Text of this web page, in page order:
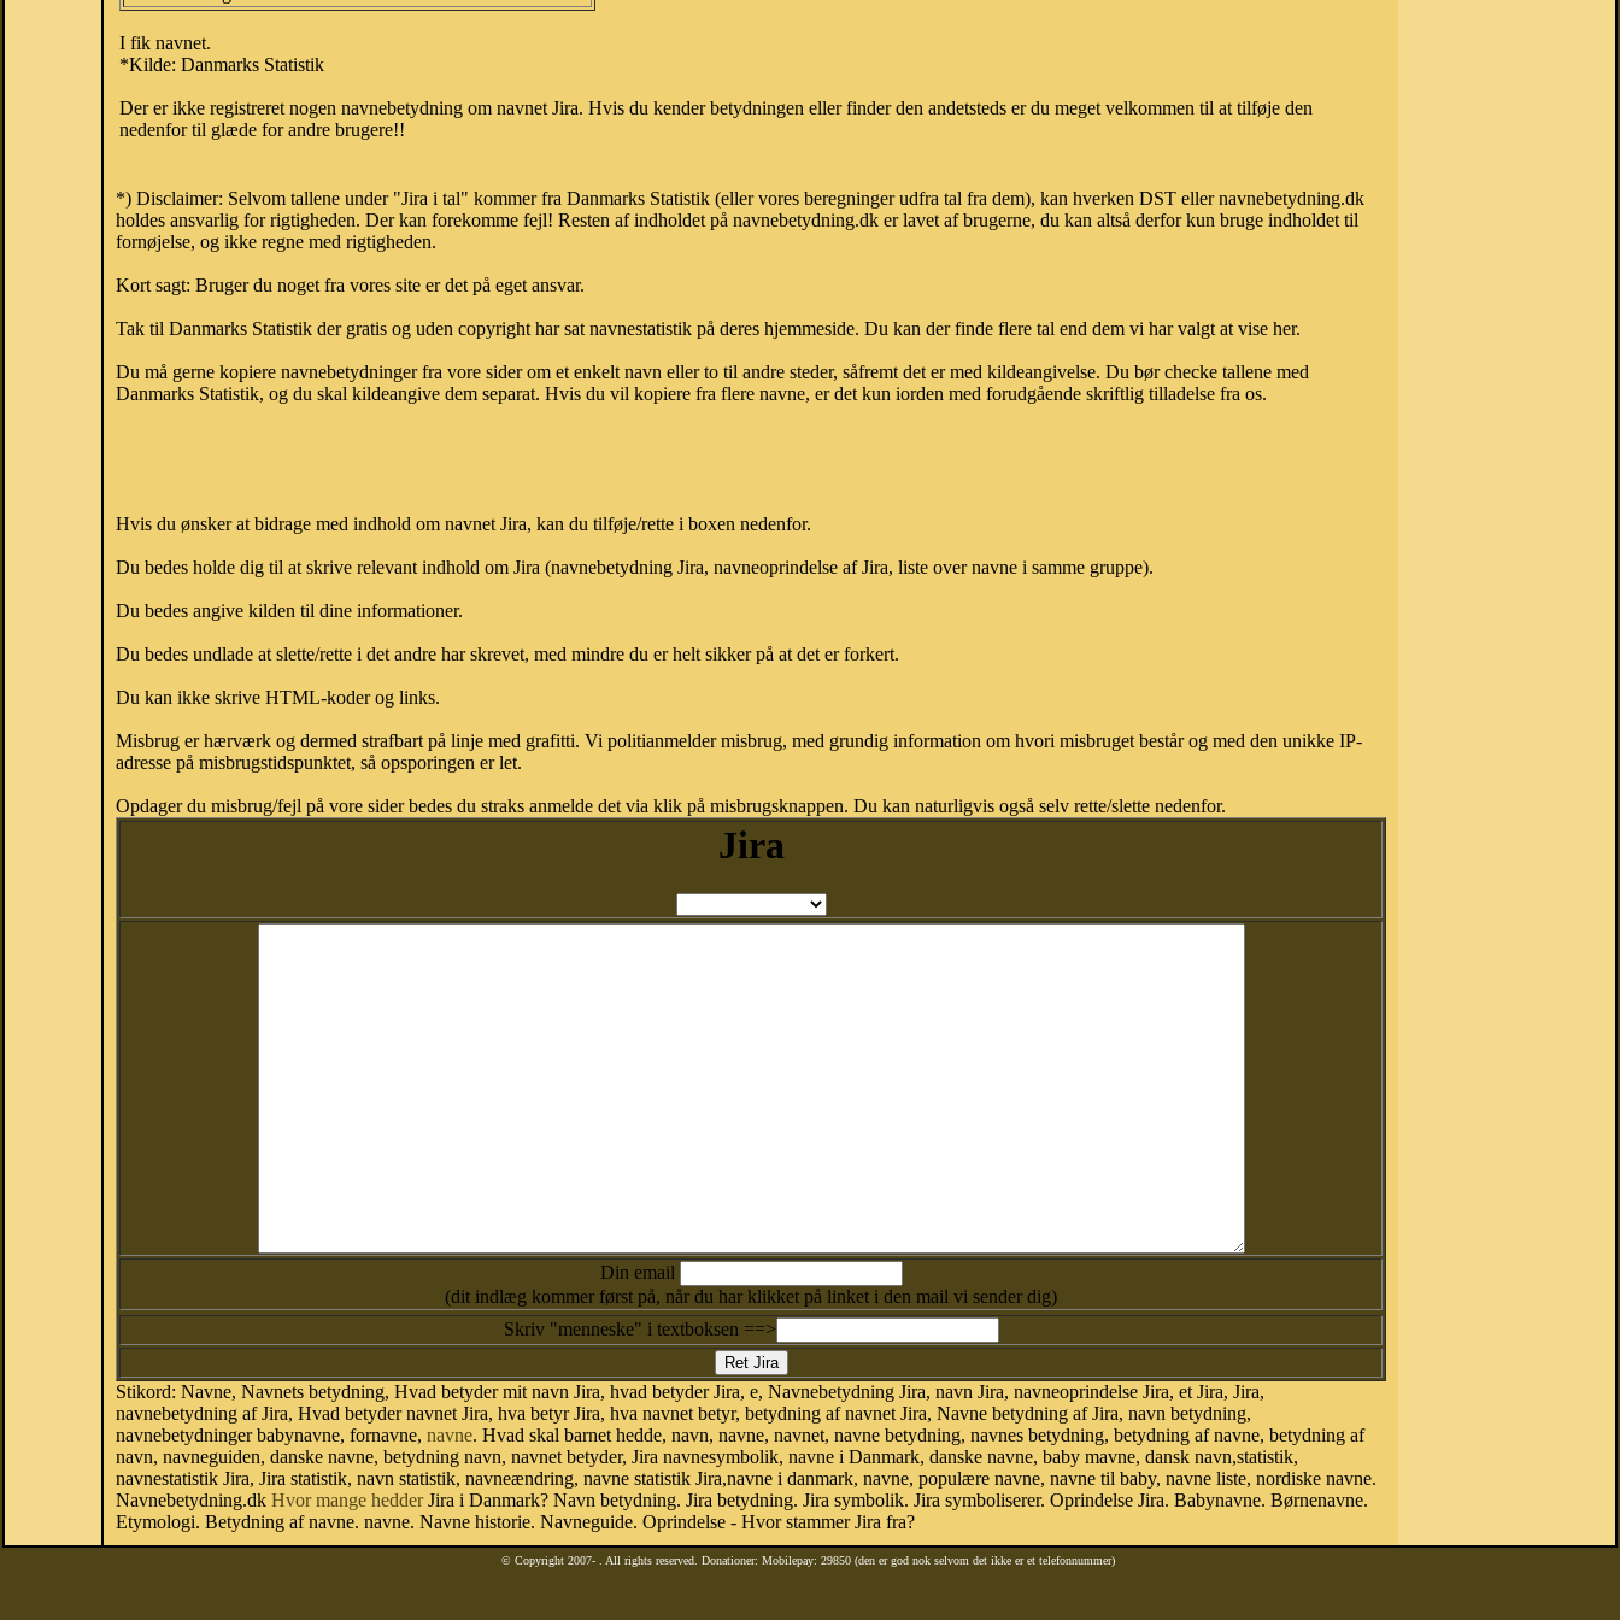
I fik navnet.
*Kilde: Danmarks Statistik
Der er ikke registreret nogen navnebetydning om navnet Jira. Hvis du kender betydningen eller finder den andetsteds er du meget velkommen til at tilføje den
nedenfor til glæde for andre brugere!!
*) Disclaimer: Selvom tallene under "Jira i tal" kommer fra Danmarks Statistik (eller vores beregninger udfra tal fra dem), kan hverken DST eller navnebetydning.dk
holdes ansvarlig for rigtigheden. Der kan forekomme fejl! Resten af indholdet på navnebetydning.dk er lavet af brugerne, du kan altså derfor kun bruge indholdet til
fornøjelse, og ikke regne med rigtigheden.
Kort sagt: Bruger du noget fra vores site er det på eget ansvar.
Tak til Danmarks Statistik der gratis og uden copyright har sat navnestatistik på deres hjemmeside. Du kan der finde flere tal end dem vi har valgt at vise her.
Du må gerne kopiere navnebetydninger fra vore sider om et enkelt navn eller to til andre steder, såfremt det er med kildeangivelse. Du bør checke tallene med
Danmarks Statistik, og du skal kildeangive dem separat. Hvis du vil kopiere fra flere navne, er det kun iorden med forudgående skriftlig tilladelse fra os.
Hvis du ønsker at bidrage med indhold om navnet Jira, kan du tilføje/rette i boxen nedenfor.
Du bedes holde dig til at skrive relevant indhold om Jira (navnebetydning Jira, navneoprindelse af Jira, liste over navne i samme gruppe).
Du bedes angive kilden til dine informationer.
Du bedes undlade at slette/rette i det andre har skrevet, med mindre du er helt sikker på at det er forkert.
Du kan ikke skrive HTML-koder og links.
Misbrug er hærværk og dermed strafbart på linje med grafitti. Vi politianmelder misbrug, med grundig information om hvori misbruget består og med den unikke IP-
adresse på misbrugstidspunktet, så opsporingen er let.
Opdager du misbrug/fejl på vore sider bedes du straks anmelde det via klik på misbrugsknappen. Du kan naturligvis også selv rette/slette nedenfor.
Jira
Din email
(dit indlæg kommer først på, når du har klikket på linket i den mail vi sender dig)
Skriv "menneske" i textboksen ==>
Stikord: Navne, Navnets betydning, Hvad betyder mit navn Jira, hvad betyder Jira, e, Navnebetydning Jira, navn Jira, navneoprindelse Jira, et Jira, Jira,
navnebetydning af Jira, Hvad betyder navnet Jira, hva betyr Jira, hva navnet betyr, betydning af navnet Jira, Navne betydning af Jira, navn betydning,
navnebetydninger babynavne, fornavne, navne. Hvad skal barnet hedde, navn, navne, navnet, navne betydning, navnes betydning, betydning af navne, betydning af
navn, navneguiden, danske navne, betydning navn, navnet betyder, Jira navnesymbolik, navne i Danmark, danske navne, baby mavne, dansk navn,statistik,
navnestatistik Jira, Jira statistik, navn statistik, navneændring, navne statistik Jira,navne i danmark, navne, populære navne, navne til baby, navne liste, nordiske navne.
Navnebetydning.dk Hvor mange hedderJira i Danmark? Navn betydning. Jira betydning. Jira symbolik. Jira symboliserer. Oprindelse Jira. Babynavne. Børnenavne.
Etymologi. Betydning af navne. navne. Navne historie. Navneguide. Oprindelse - Hvor stammer Jira fra?
© Copyright 2007- . All rights reserved. Donationer: Mobilepay: 29850 (den er god nok selvom det ikke er et telefonnummer)